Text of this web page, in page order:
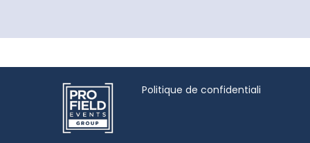
Politique de confidentialité